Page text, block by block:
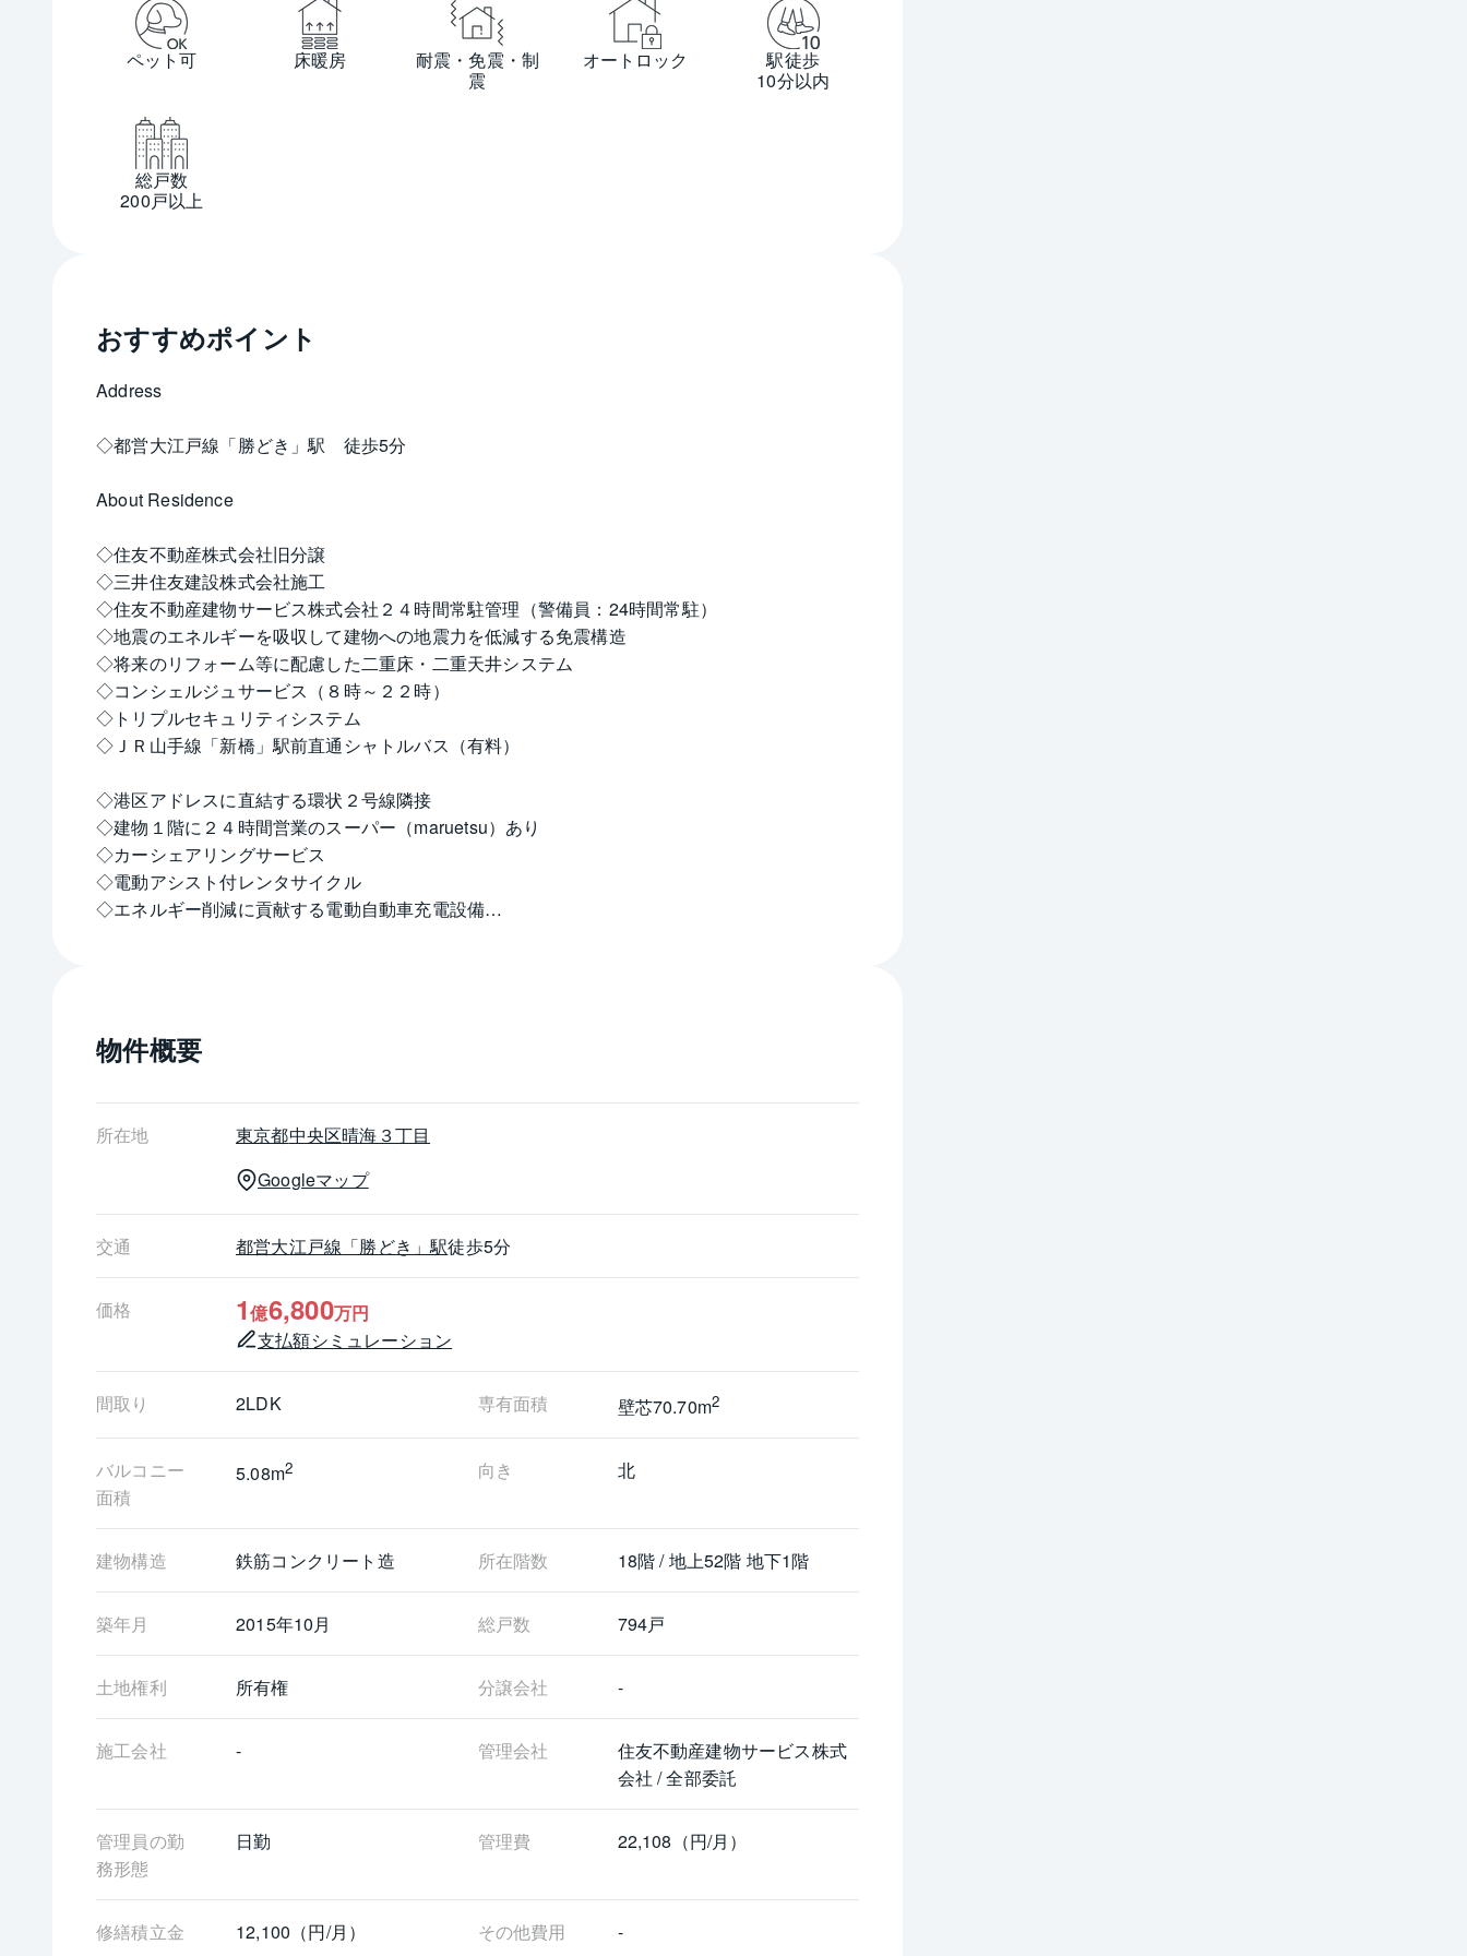
ペット可 床暖房
耐震・免震・制
震
オートロック
駅徒歩
10分以内
総戸数
200戸以上
おすすめポイント
Address
◇都営大江戸線「勝どき」駅　徒歩5分
About Residence
◇住友不動産株式会社旧分譲
◇三井住友建設株式会社施工
◇住友不動産建物サービス株式会社２４時間常駐管理（警備員：24時間常駐）
◇地震のエネルギーを吸収して建物への地震力を低減する免震構造
◇将来のリフォーム等に配慮した二重床・二重天井システム
◇コンシェルジュサービス（８時～２２時）
◇トリプルセキュリティシステム
◇ＪＲ山手線「新橋」駅前直通シャトルバス（有料）
◇港区アドレスに直結する環状２号線隣接
◇建物１階に２４時間営業のスーパー（maruetsu）あり
◇カーシェアリングサービス
◇電動アシスト付レンタサイクル
◇エネルギー削減に貢献する電動自動車充電設備
◇ホテルライクな内廊下設計
◇ペット可（規約による制限有り）
【共用施設】
2階：グランドロビー
2階：STEAM＆SPA、DRY＆SPA（EAST棟）
2階：フィットネスジム（EAST棟）
2階：ブックサロン（EAST棟）
2階：キッズルーム、ペアレンツサロン（EAST棟）
43階：VIEW　ROUNGE＆BAR（WEST棟）
ぜひ一度お部屋をご覧くださいませ。
物件概要
所在地 東京都中央区晴海３丁目
Googleマップ
交通 都営大江戸線 「勝どき」駅徒歩5分
価格 1億6,800万円
支払額シミュレーション
間取り 2LDK 専有面積 壁芯70.70m2
バルコニー
面積
5.08m2 向き 北
建物構造 鉄筋コンクリート造 所在階数 18階 / 地上52階 地下1階
築年月 2015年10月 総戸数 794戸
土地権利 所有権 分譲会社 -
施工会社 - 管理会社
住友不動産建物サービス株式
会社 / 全部委託
管理員の勤
務形態
日勤 管理費 22,108（円/月）
修繕積立金 12,100（円/月） その他費用 -